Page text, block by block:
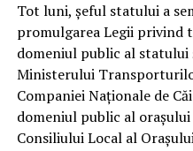
Tot luni, şeful statului a
promulgarea Legii privind
domeniul public al statului
Ministerului
Companiei Naţionale de
domeniul public al
Consiliului Local al